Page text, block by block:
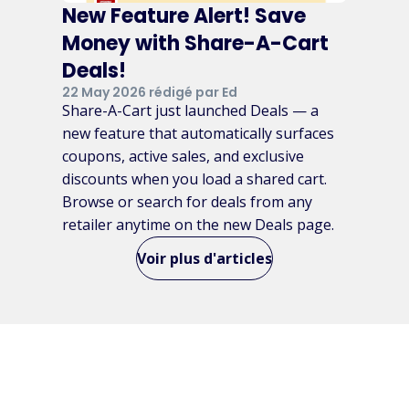
New Feature Alert! Save
Money with Share-A-Cart
Deals!
22 May 2026 rédigé par Ed
Share-A-Cart just launched Deals — a
new feature that automatically surfaces
coupons, active sales, and exclusive
discounts when you load a shared cart.
Browse or search for deals from any
retailer anytime on the new Deals page.
Voir plus d'articles